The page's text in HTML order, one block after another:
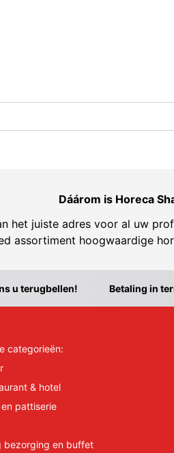
Dáárom is Horeca
het juiste adres voor al uw
assortiment hoogwaardige
u terugbellen! Betaling in
categorieën:
& hotel
pattiserie
bezorging en buffet